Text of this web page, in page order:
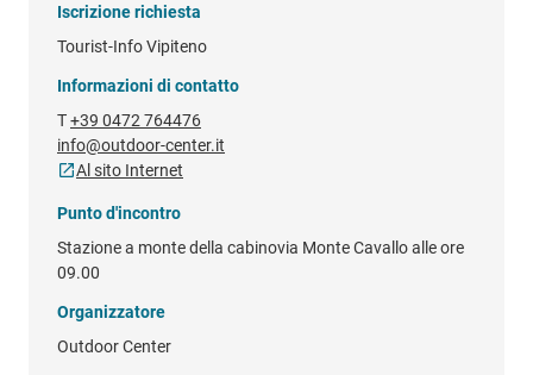
Iscrizione richiesta
Tourist-Info Vipiteno
Informazioni di contatto
T+39 0472 764476
info@outdoor-center.it
Al sito Internet
Punto d'incontro
Stazione a monte della cabinovia Monte Cavallo alle ore
09.00
Organizzatore
Outdoor Center